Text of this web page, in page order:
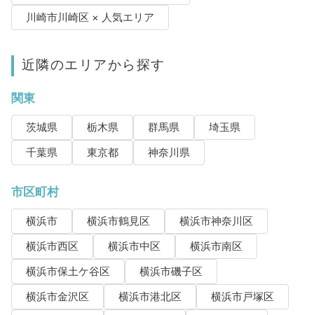
川崎市川崎区 × 人気エリア
近隣のエリアから探す
関東
茨城県 栃木県 群馬県
埼玉県
千葉県
東京都 神奈川県
市区町村
横浜市 横浜市鶴見区
横浜市神奈川区
横浜市西区
横浜市中区
横浜市南区
横浜市保土ケ谷区
横浜市磯子区
横浜市金沢区
横浜市港北区
横浜市戸塚区